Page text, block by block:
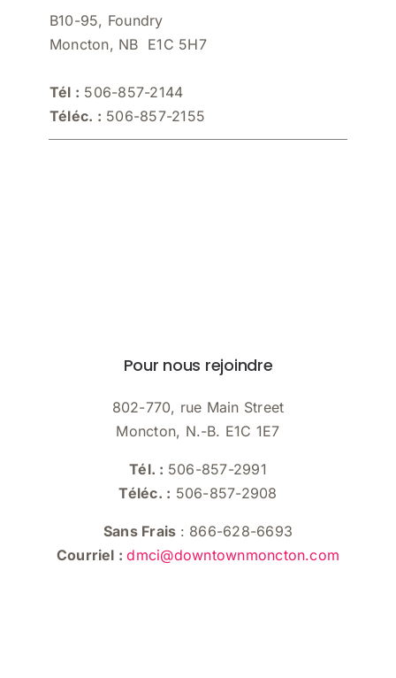
B10-95, Foundry
Moncton, NB E1C 5H7
Tél : 506-857-2144
Téléc. : 506-857-2155
Pour nous rejoindre
802-770, rue Main Street
Moncton, N.-B. E1C 1E7
Tél. : 506-857-2991
Téléc. : 506-857-2908
Sans Frais : 866-628-6693
Courriel :dmci@downtownmoncton.com